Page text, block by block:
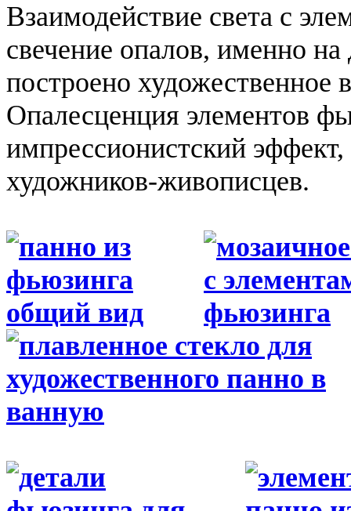
Взаимодействие света с
свечение опалов, именно
построено художественное
Опалесценция элементов
импрессионистский
художников-живописцев.